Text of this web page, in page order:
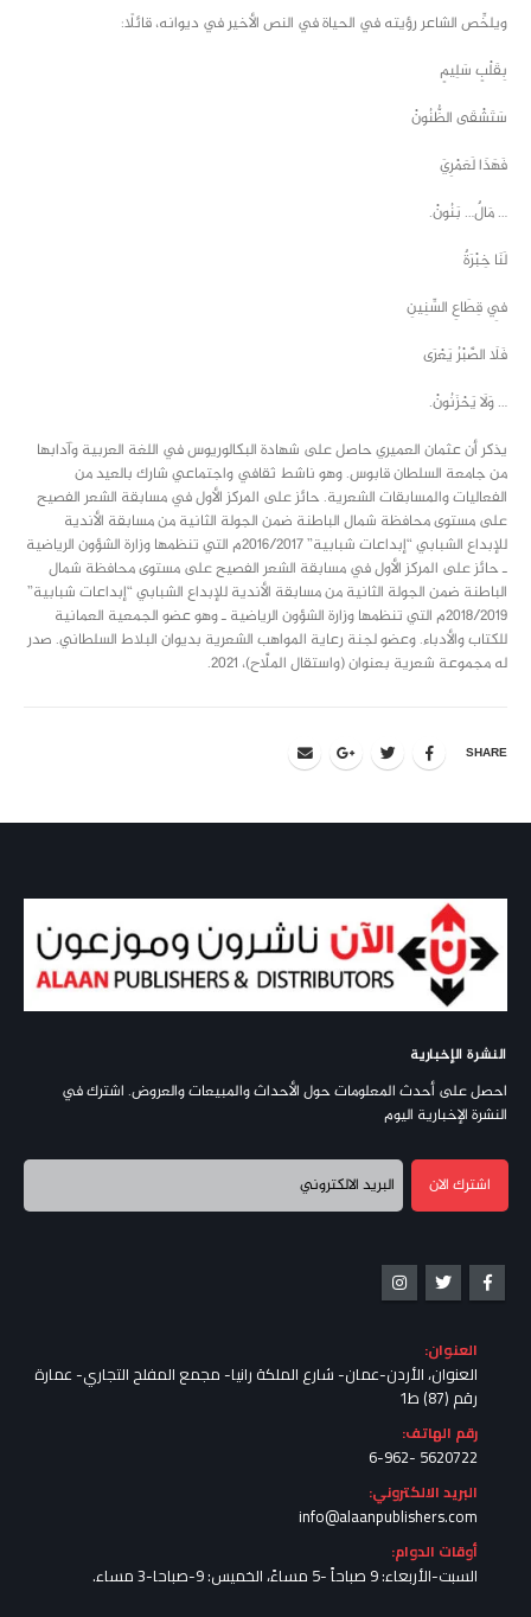
ويلخِّص الشاعر رؤيته في الحياة في النص الأخير في ديوانه، قائلًا:
بِقَلْبٍ سَلِيمٍ
سَتَشْقَى الظُّنُونْ
فَهَذَا لَعَمْرِيَ
… مَالٌ… بَنُونْ.
لَنَا خِبْرَةٌ
فِي قِطَاعِ السِّنِينِ
فَلَا الصَّبْرُ يَعْرَى
… وَلَا يَحْزَنُونْ.
يذكر أن عثمان العميري حاصل على شهادة البكالوريوس في اللغة العربية وآدابها
من جامعة السلطان قابوس. وهو ناشط ثقافي واجتماعي شارك بالعيد من
الفعاليات والمسابقات الشعرية. حائز على المركز الأول في مسابقة الشعر الفصيح
على مستوى محافظة شمال الباطنة ضمن الجولة الثانية من مسابقة الأندية
للإبداع الشبابي “إبداعات شبابية” 2016/2017م التي تنظمها وزارة الشؤون الرياضية
ـ حائز على المركز الأول في مسابقة الشعر الفصيح على مستوى محافظة شمال
الباطنة ضمن الجولة الثانية من مسابقة الأندية للإبداع الشبابي “إبداعات شبابية”
2018/2019م التي تنظمها وزارة الشؤون الرياضية ـ وهو عضو الجمعية العمانية
للكتاب والأدباء. وعضو لجنة رعاية المواهب الشعرية بديوان البلاط السلطاني. صدر
له مجموعة شعرية بعنوان (واستقال الملَّاح)، 2021.
SHARE
النشرة الإخبارية
احصل على أحدث المعلومات حول الأحداث والمبيعات والعروض. اشترك في
النشرة الإخبارية اليوم
العنوان:
العنوان، الأردن-عمان- شارع الملكة رانيا- مجمع المفلح التجاري- عمارة
رقم (87) ط1
رقم الهاتف:
5620722 -6-962
البريد الالكتروني:
info@alaanpublishers.com
أوقات الدوام:
السبت-الأربعاء: 9 صباحاً -5 مساءً، الخميس: 9-صباحا-3 مساء.